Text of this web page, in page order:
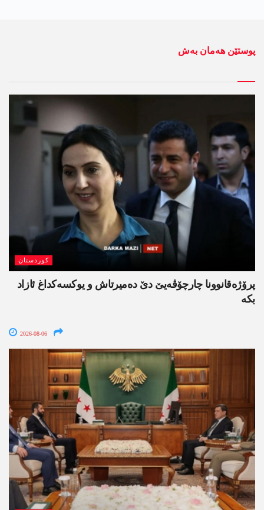
پوستێن ھەمان بەش
کوردستان
پرۆژەقانوونا چارچۆڤەیێ دێ دەمیرتاش و یوکسەکداغ ئازاد
بکە
2026-08-06